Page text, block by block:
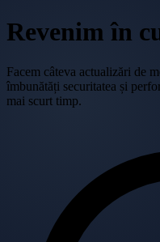
Revenim în
Facem câteva actualizări de
îmbunătăți securitatea și
mai scurt timp.